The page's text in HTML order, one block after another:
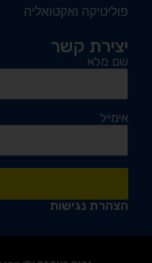
פוליטיקה ואקטואליה
יצירת קשר
שם מלא
אימייל
הצהרת נגישות